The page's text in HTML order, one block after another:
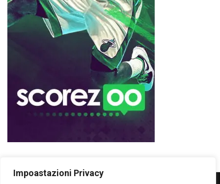
Impoastazioni Privacy